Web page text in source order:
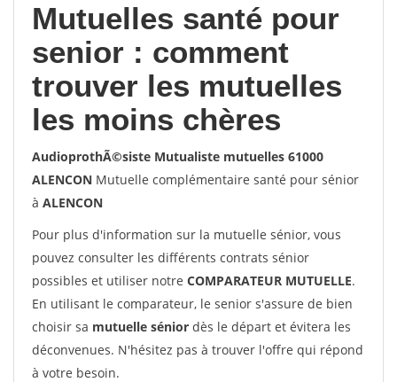
Mutuelles santé pour
senior : comment
trouver les mutuelles
les moins chères
AudioprothÃ©siste Mutualiste mutuelles 61000
ALENCON Mutuelle complémentaire santé pour sénior
à ALENCON
Pour plus d'information sur la mutuelle sénior, vous
pouvez consulter les différents contrats sénior
possibles et utiliser notre COMPARATEUR MUTUELLE.
En utilisant le comparateur, le senior s'assure de bien
choisir sa mutuelle sénior dès le départ et évitera les
déconvenues. N'hésitez pas à trouver l'offre qui répond
à votre besoin.